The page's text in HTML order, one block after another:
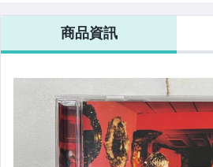
勳章.書信.照片.證.文史
地圖.海報
黑膠唱片
VCD.DVD
商品資訊